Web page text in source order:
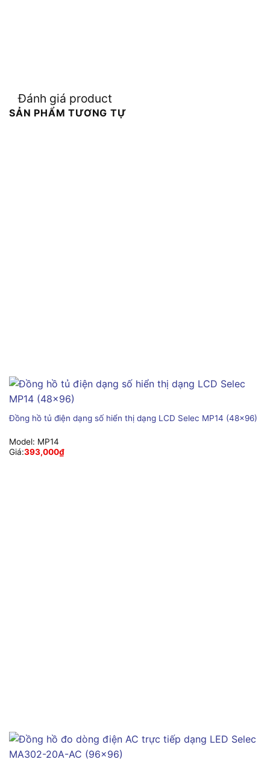
Đánh giá product
SẢN PHẨM TƯƠNG TỰ
Đồng hồ tủ điện dạng số hiển thị dạng LCD Selec MP14 (48×96)
Model: MP14
Giá:393,000₫